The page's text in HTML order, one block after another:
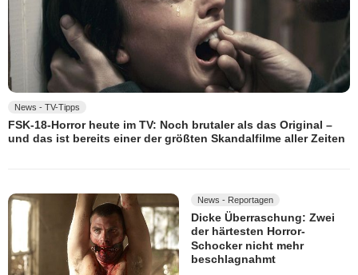
News - TV-Tipps
FSK-18-Horror heute im TV: Noch brutaler als das Original –
und das ist bereits einer der größten Skandalfilme aller Zeiten
News - Reportagen
Dicke Überraschung: Zwei
der härtesten Horror-
Schocker nicht mehr
beschlagnahmt